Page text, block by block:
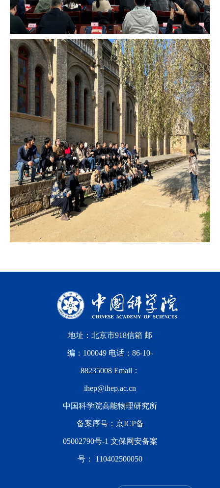
地址：北京市918信箱 邮
编：100049 电话：86-10-
88235008 Email：
ihep@ihep.ac.cn
中国科学院高能物理研究所
备案序号： 京ICP备
05002790号-1 文保网安备案
号： 110402500050